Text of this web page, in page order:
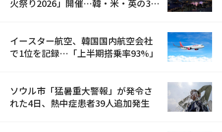
火祭り2026」開催…韓・米・英の3カ
イースター航空、韓国国内航空会社
で1位を記録…「上半期搭乗率93%」
ソウル市「猛暑重大警報」が発令さ
れた4日、熱中症患者39人追加発生